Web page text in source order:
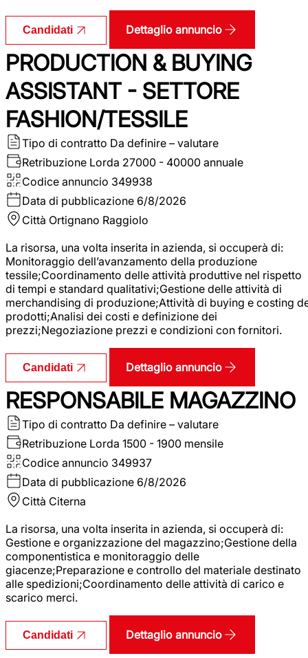
Candidati Dettaglio annuncio
PRODUCTION & BUYING
ASSISTANT - SETTORE
FASHION/TESSILE
Tipo di contratto Da definire – valutare
Retribuzione Lorda 27000 - 40000 annuale
Codice annuncio 349938
Data di pubblicazione 6/8/2026
Città Ortignano Raggiolo
La risorsa, una volta inserita in azienda, si occuperà di:
Monitoraggio dell’avanzamento della produzione
tessile;Coordinamento delle attività produttive nel rispetto
di tempi e standard qualitativi;Gestione delle attività di
merchandising di produzione;Attività di buying e costing
prodotti;Analisi dei costi e definizione dei
prezzi;Negoziazione prezzi e condizioni con fornitori.
Candidati Dettaglio annuncio
RESPONSABILE MAGAZZINO
Tipo di contratto Da definire – valutare
Retribuzione Lorda 1500 - 1900 mensile
Codice annuncio 349937
Data di pubblicazione 6/8/2026
Città Citerna
La risorsa, una volta inserita in azienda, si occuperà di:
Gestione e organizzazione del magazzino;Gestione della
componentistica e monitoraggio delle
giacenze;Preparazione e controllo del materiale destinato
alle spedizioni;Coordinamento delle attività di carico e
scarico merci.
Candidati Dettaglio annuncio